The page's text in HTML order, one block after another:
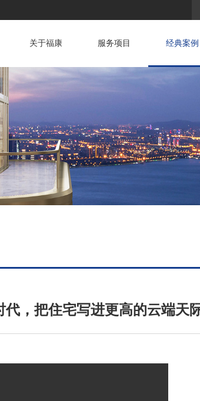
关于福康 服务项目 经典案例
代，把住宅写进更高的云端天